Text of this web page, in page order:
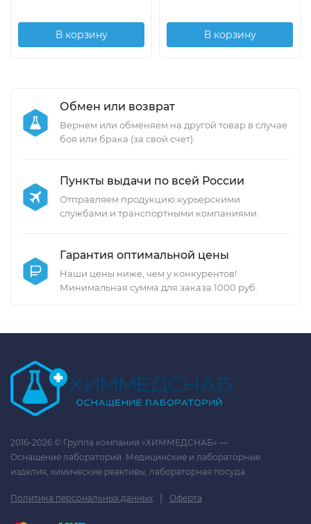
В корзину В корзину
Обмен или возврат
Вернем или обменяем на другой товар в случае
боя или брака (за свой счет).
Пункты выдачи по всей России
Отправляем продукцию курьерскими
службами и транспортными компаниями.
Гарантия оптимальной цены
Наши цены ниже, чем у конкурентов!
Минимальная сумма для заказа 1000 руб.
2016-2026 © Группа компаний «ХИММЕДСНАБ» —
Оснащение лабораторий. Медицинские и лабораторные
изделия, химические реактивы, лабораторная посуда.
Политика персональных данных | Оферта